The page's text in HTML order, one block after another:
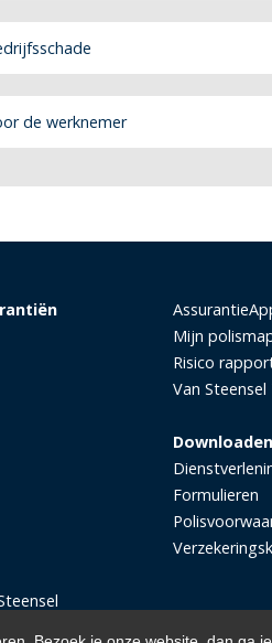
de werknemer
Mijn
Risico
Van
Downloaden
Formulieren